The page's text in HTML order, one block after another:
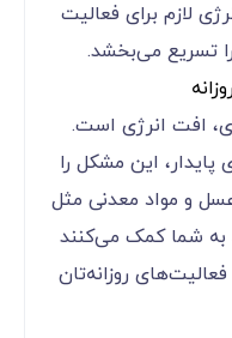
لازم برای فعالیت
تسریع می‌بخشد.
افت انرژی است.
پایدار، این مشکل را
و مواد معدنی مثل
به شما کمک می‌کنند
روزانه‌تان